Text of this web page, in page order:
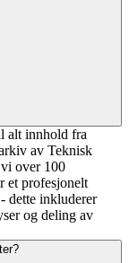
alt innhold fra
av Teknisk
over 100
et profesjonelt
dette inkluderer
og deling av